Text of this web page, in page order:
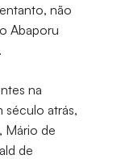
não
Abaporu
na
século atrás,
Mário de
de